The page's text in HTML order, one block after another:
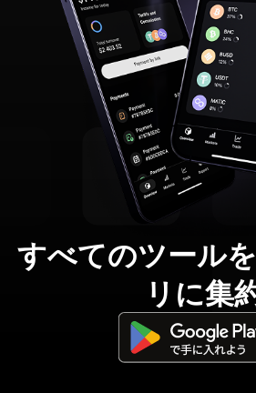
すべてのツール
リに集